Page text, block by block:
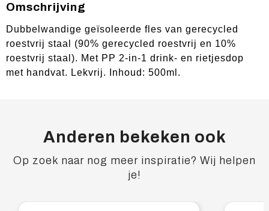
Omschrijving
Dubbelwandige geïsoleerde fles van gerecycled
roestvrij staal (90% gerecycled roestvrij en 10%
roestvrij staal). Met PP 2-in-1 drink- en rietjesdop
met handvat. Lekvrij. Inhoud: 500ml.
Anderen bekeken ook
Op zoek naar nog meer inspiratie? Wij helpen
je!